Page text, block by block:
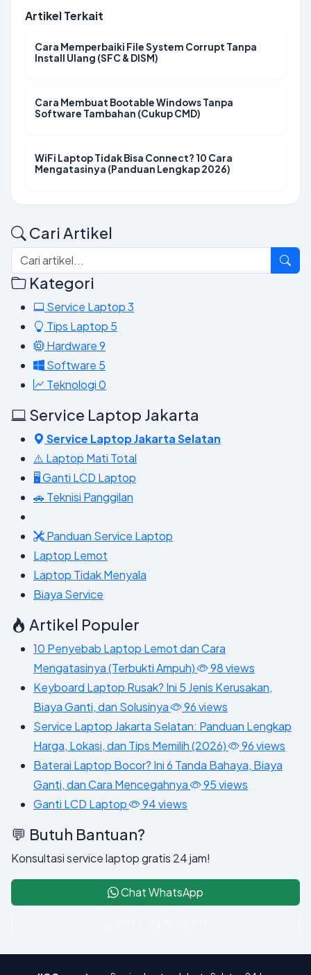
Artikel Terkait
Cara Memperbaiki File System Corrupt Tanpa
Install Ulang (SFC & DISM)
Cara Membuat Bootable Windows Tanpa
Software Tambahan (Cukup CMD)
WiFi Laptop Tidak Bisa Connect? 10 Cara
Mengatasinya (Panduan Lengkap 2026)
Cari Artikel
Kategori
Service Laptop3
Tips Laptop 5
Hardware9
Software 5
Teknologi0
Service Laptop Jakarta
Service Laptop Jakarta Selatan
⚠️ Laptop Mati Total
🖥️ Ganti LCD Laptop
🚗 Teknisi Panggilan
Panduan Service Laptop
Laptop Lemot
Laptop Tidak Menyala
Biaya Service
Artikel Populer
10 Penyebab Laptop Lemot dan Cara
Mengatasinya (Terbukti Ampuh)
98 views
Keyboard Laptop Rusak? Ini 5 Jenis Kerusakan,
Biaya Ganti, dan Solusinya
96 views
Service Laptop Jakarta Selatan: Panduan Lengkap
Harga, Lokasi, dan Tips Memilih (2026)
96 views
Baterai Laptop Bocor? Ini 6 Tanda Bahaya, Biaya
Ganti, dan Cara Mencegahnya
95 views
Ganti LCD Laptop
94 views
💬 Butuh Bantuan?
Konsultasi service laptop gratis 24 jam!
Chat WhatsApp